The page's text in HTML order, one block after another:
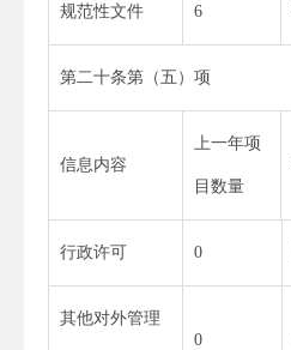
规范性文件 6
第二十条第（五）项
信息内容
上一年项
目数量
行政许可 0
其他对外管理
0